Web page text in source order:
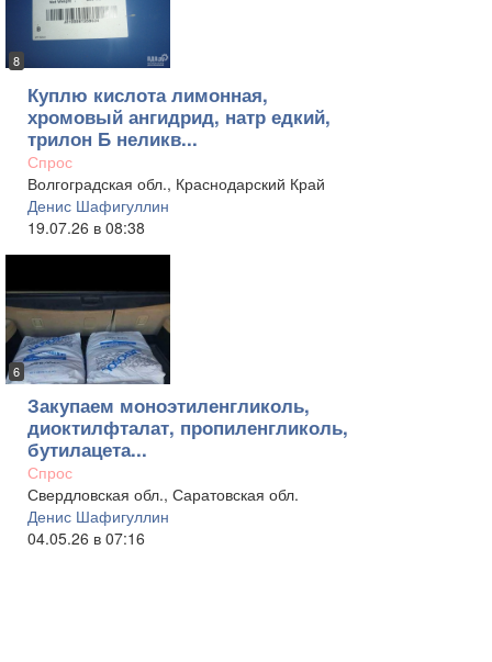
8
Куплю кислота лимонная,
хромовый ангидрид, натр едкий,
трилон Б неликв...
Спрос
Волгоградская обл., Краснодарский Край
Денис Шафигуллин
19.07.26 в 08:38
6
Закупаем моноэтиленгликоль,
диоктилфталат, пропиленгликоль,
бутилацета...
Спрос
Свердловская обл., Саратовская обл.
Денис Шафигуллин
04.05.26 в 07:16